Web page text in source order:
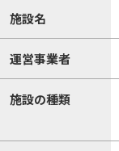
施設名
運営事業者
施設の種類